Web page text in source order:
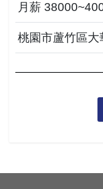
月薪
桃園市蘆竹區